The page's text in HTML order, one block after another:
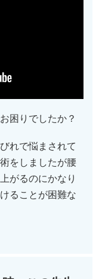
困りでしたか？
れで悩まされて
をしましたが腰
がるのにかなり
ることが困難な